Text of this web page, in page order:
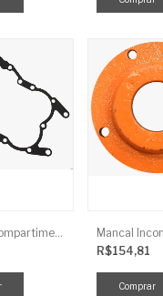
Junta LS Compartimento Traseiro EGQ155
R$154,81